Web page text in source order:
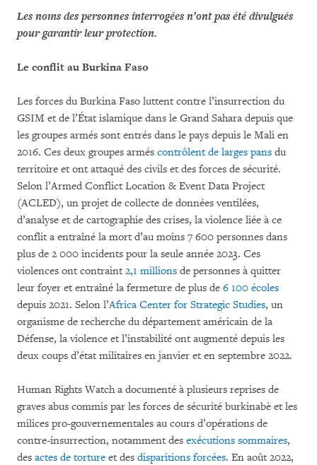
Les noms des personnes interrogées n’ont pas été divulgués
pour garantir leur protection.
Le conflit au Burkina Faso
Les forces du Burkina Faso luttent contre l’insurrection du
GSIM et de l’État islamique dans le Grand Sahara depuis que
les groupes armés sont entrés dans le pays depuis le Mali en
2016. Ces deux groupes armés contrôlent de larges pans du
territoire et ont attaqué des civils et des forces de sécurité.
Selon l’Armed Conflict Location & Event Data Project
(ACLED), un projet de collecte de données ventilées,
d’analyse et de cartographie des crises, la violence liée à ce
conflit a entraîné la mort d’au moins 7 600 personnes dans
plus de 2 000 incidents pour la seule année 2023. Ces
violences ont contraint 2,1 millions de personnes à quitter
leur foyer et entraîné la fermeture de plus de 6 100 écoles
depuis 2021. Selon l’Africa Center for Strategic Studies, un
organisme de recherche du département américain de la
Défense, la violence et l’instabilité ont augmenté depuis les
deux coups d’état militaires en janvier et en septembre 2022.
Human Rights Watch a documenté à plusieurs reprises de
graves abus commis par les forces de sécurité burkinabè et les
milices pro-gouvernementales au cours d’opérations de
contre-insurrection, notamment des exécutions sommaires,
des actes de torture et des disparitions forcées. En août 2022,